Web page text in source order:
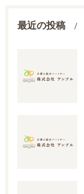
最近の投稿